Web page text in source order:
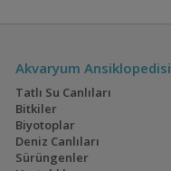
Akvaryum Ansiklopedisi
Tatlı Su Canlıları
Bitkiler
Biyotoplar
Deniz Canlıları
Sürüngenler